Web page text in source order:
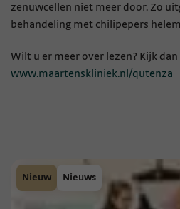
zenuwcellen niet meer door. Zo
behandeling met chilipepers
Wilt u er meer over lezen? Kijk dan
www.maartenskliniek.nl/qutenza
Nieuw Nieuws